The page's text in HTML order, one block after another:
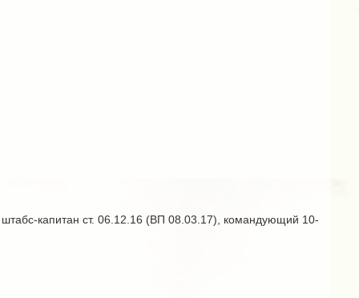
капитан ст. 06.12.16 (ВП 08.03.17), командующий 10-